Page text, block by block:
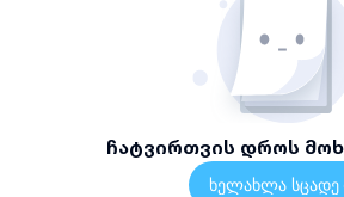
ჩატვირთვის დროს
ხელახლა სცადე